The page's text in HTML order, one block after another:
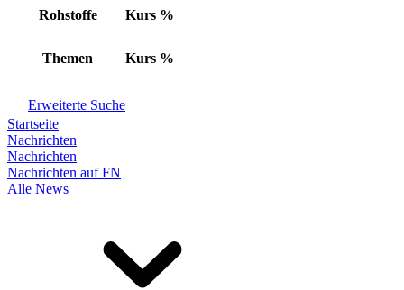
Rohstoffe Kurs %
Themen Kurs %
Erweiterte Suche
Startseite
Nachrichten
Nachrichten
Nachrichten auf FN
Alle News